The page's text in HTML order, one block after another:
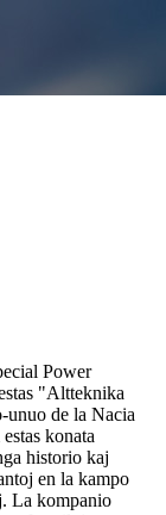
Power
"Altteknika
unuo de la Nacia
konata
historio kaj
en la kampo
La kompanio